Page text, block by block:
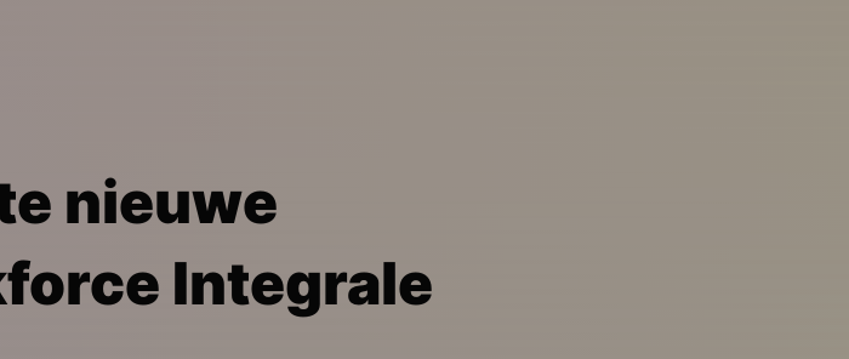
nieuwe
Integrale